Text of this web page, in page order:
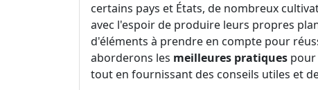
certains pays et États, de nombreux
avec l'espoir de produire leurs propres
d'éléments à prendre en compte pour
aborderons les meilleures pratiques pour
tout en fournissant des conseils utiles et